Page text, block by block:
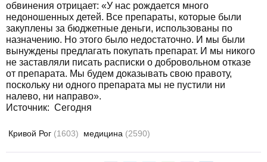
обвинения отрицает: «У нас рождается много
недоношенных детей. Все препараты, которые были
закуплены за бюджетные деньги, использованы по
назначению. Но этого было недостаточно. И мы были
вынуждены предлагать покупать препарат. И мы никого
не заставляли писать расписки о добровольном отказе
от препарата. Мы будем доказывать свою правоту,
поскольку ни одного препарата мы не пустили ни
налево, ни направо».
Источник: Сегодня
Кривой Рог (1603) медицина (2590)